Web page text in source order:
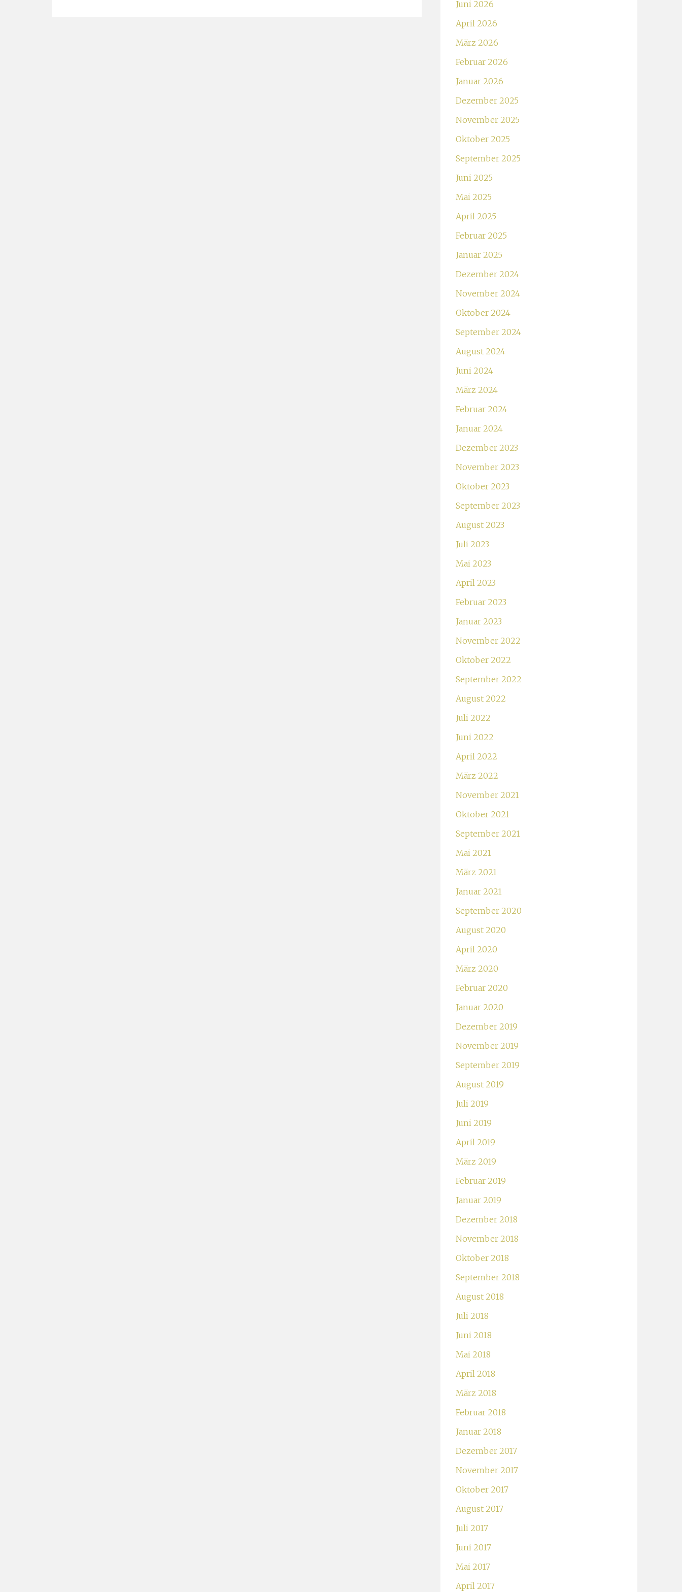
Juni 2026
April 2026
März 2026
Februar 2026
Januar 2026
Dezember 2025
November 2025
Oktober 2025
September 2025
Juni 2025
Mai 2025
April 2025
Februar 2025
Januar 2025
Dezember 2024
November 2024
Oktober 2024
September 2024
August 2024
Juni 2024
März 2024
Februar 2024
Januar 2024
Dezember 2023
November 2023
Oktober 2023
September 2023
August 2023
Juli 2023
Mai 2023
April 2023
Februar 2023
Januar 2023
November 2022
Oktober 2022
September 2022
August 2022
Juli 2022
Juni 2022
April 2022
März 2022
November 2021
Oktober 2021
September 2021
Mai 2021
März 2021
Januar 2021
September 2020
August 2020
April 2020
März 2020
Februar 2020
Januar 2020
Dezember 2019
November 2019
September 2019
August 2019
Juli 2019
Juni 2019
April 2019
März 2019
Februar 2019
Januar 2019
Dezember 2018
November 2018
Oktober 2018
September 2018
August 2018
Juli 2018
Juni 2018
Mai 2018
April 2018
März 2018
Februar 2018
Januar 2018
Dezember 2017
November 2017
Oktober 2017
August 2017
Juli 2017
Juni 2017
Mai 2017
April 2017